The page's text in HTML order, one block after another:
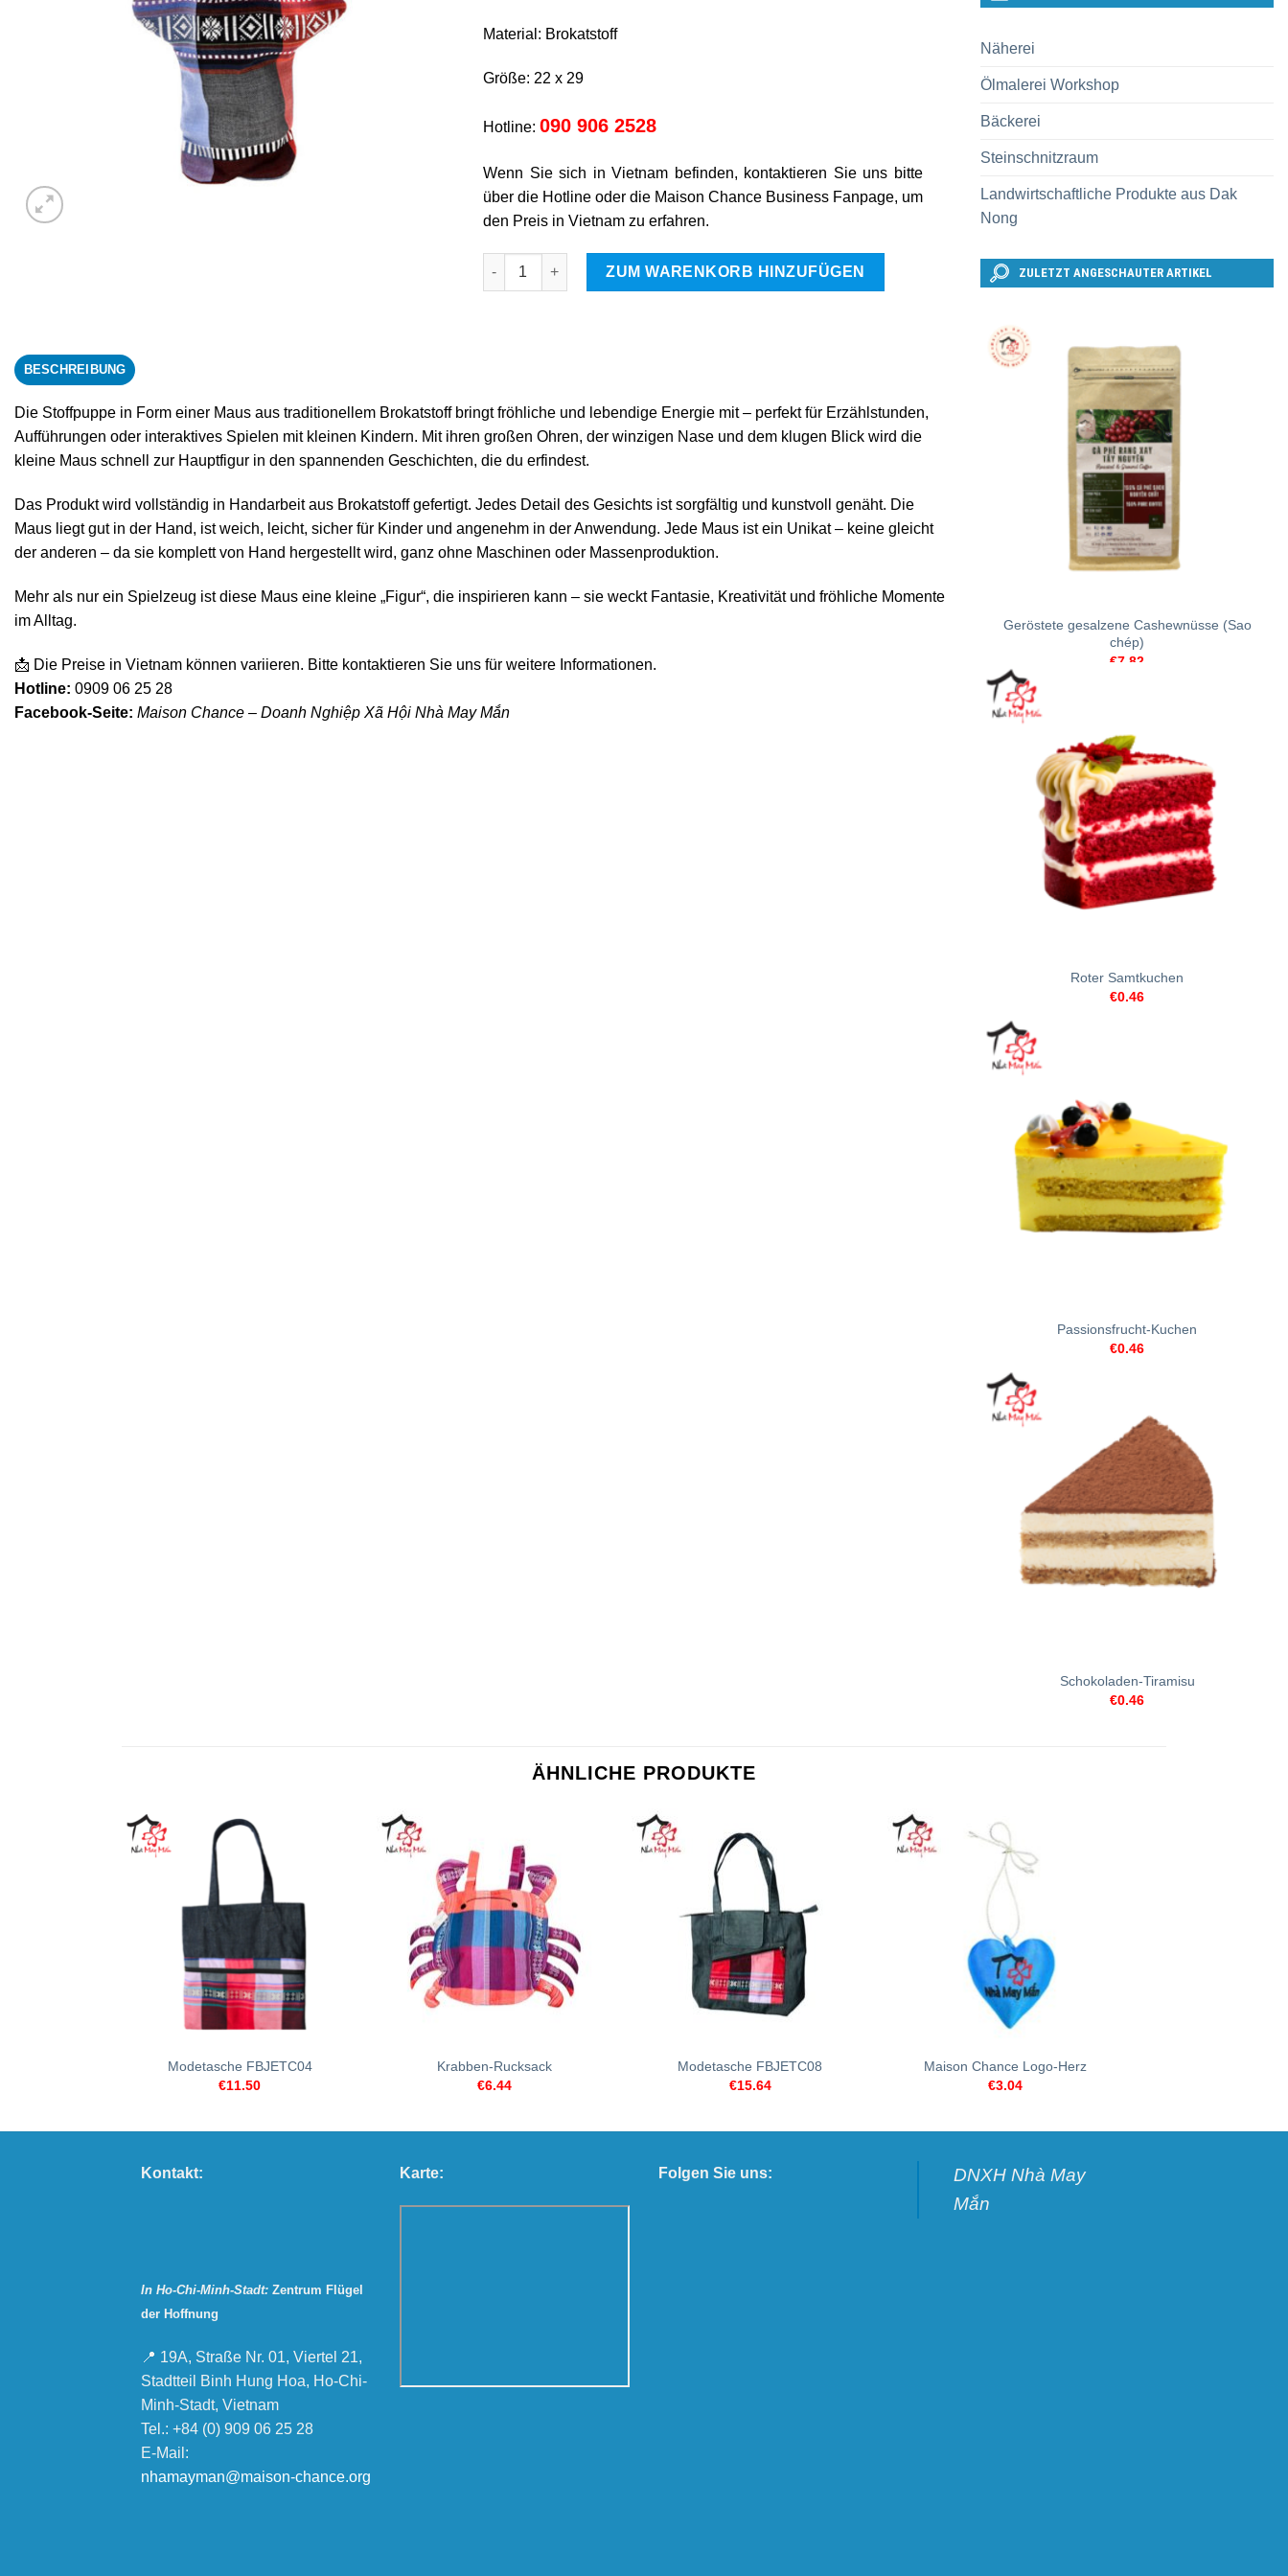
Material: Brokatstoff
Größe: 22 x 29
Hotline: 090 906 2528
Wenn Sie sich in Vietnam befinden, kontaktieren Sie uns bitte
über die Hotline oder die Maison Chance Business Fanpage, um
den Preis in Vietnam zu erfahren.
Maus Menge
ZUM WARENKORB HINZUFÜGEN
BESCHREIBUNG
Die Stoffpuppe in Form einer Maus aus traditionellem Brokatstoff bringt fröhliche und lebendige Energie mit – perfekt für Erzählstunden,
Aufführungen oder interaktives Spielen mit kleinen Kindern. Mit ihren großen Ohren, der winzigen Nase und dem klugen Blick wird die
kleine Maus schnell zur Hauptfigur in den spannenden Geschichten, die du erfindest.
Das Produkt wird vollständig in Handarbeit aus Brokatstoff gefertigt. Jedes Detail des Gesichts ist sorgfältig und kunstvoll genäht. Die
Maus liegt gut in der Hand, ist weich, leicht, sicher für Kinder und angenehm in der Anwendung. Jede Maus ist ein Unikat – keine gleicht
der anderen – da sie komplett von Hand hergestellt wird, ganz ohne Maschinen oder Massenproduktion.
Mehr als nur ein Spielzeug ist diese Maus eine kleine „Figur“, die inspirieren kann – sie weckt Fantasie, Kreativität und fröhliche Momente
im Alltag.
📩 Die Preise in Vietnam können variieren. Bitte kontaktieren Sie uns für weitere Informationen.
Hotline: 0909 06 25 28
Facebook-Seite: Maison Chance – Doanh Nghiệp Xã Hội Nhà May Mắn
Näherei
Ölmalerei Workshop
Bäckerei
Steinschnitzraum
Landwirtschaftliche Produkte aus Dak
Nong
ZULETZT ANGESCHAUTER ARTIKEL
Geröstete gesalzene Cashewnüsse (Sao
chép)
€7.82
Roter Samtkuchen
€0.46
Passionsfrucht-Kuchen
€0.46
Schokoladen-Tiramisu
€0.46
ÄHNLICHE PRODUKTE
Modetasche FBJETC04
€11.50
Krabben-Rucksack
€6.44
Modetasche FBJETC08
€15.64
Maison Chance Logo-Herz
€3.04
Kontakt:
In Ho-Chi-Minh-Stadt: Zentrum Flügel
der Hoffnung
📍 19A, Straße Nr. 01, Viertel 21,
Stadtteil Binh Hung Hoa, Ho-Chi-
Minh-Stadt, Vietnam
Tel.: +84 (0) 909 06 25 28
E-Mail:
nhamayman@maison-chance.org
Karte: Folgen Sie uns:
DNXH Nhà May
Mắn